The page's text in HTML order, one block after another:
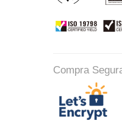
Compra